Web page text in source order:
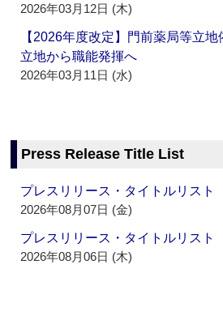
2026年03月12日 (木)
【2026年度改定】門前薬局等立
立地から職能発揮へ
2026年03月11日 (水)
Press Release Title List
プレスリリース・タイトルリス
2026年08月07日 (金)
プレスリリース・タイトルリス
2026年08月06日 (木)